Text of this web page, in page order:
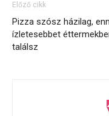
Előző cikk
Pizza szósz házilag,
ízletesebbet
találsz